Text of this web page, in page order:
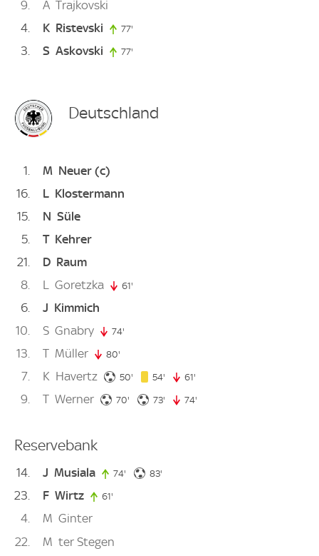
9 A Trajkovski
4
K Ristevski 77'
3 S Askovski 77'
Deutschland
1 M Neuer (c)
16
L Klostermann
15
N Süle
5
T Kehrer
21
D Raum
8
L Goretzka 61'
6 J Kimmich
10
S Gnabry 74'
13 T Müller 80'
7 K Havertz 50' 50. minute
54' 54. minute
61'
9 T Werner 70' 70. minute
73' 73. minute
74'
Reservebank
14 J Musiala 74' 74. minute
83'
23 F Wirtz 61'
4 M Ginter
22
M ter Stegen